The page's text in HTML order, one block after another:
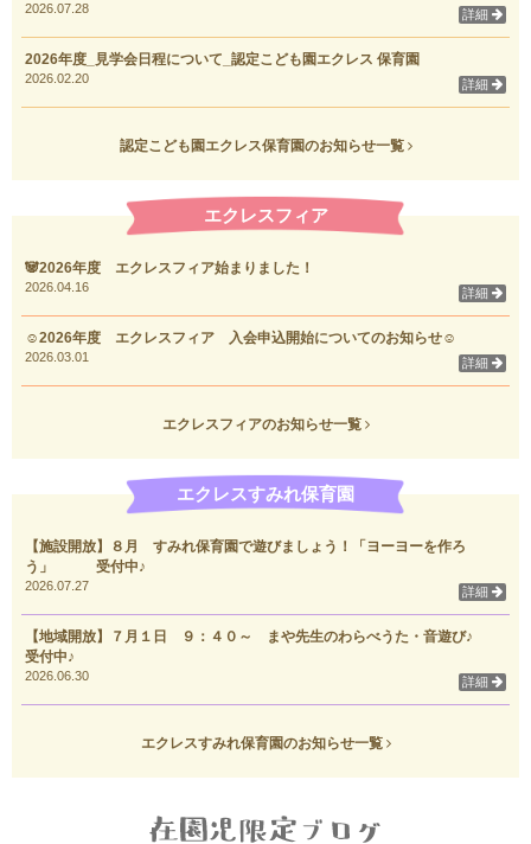
2026.07.28 詳細
2026年度_見学会日程について_認定こども園エクレス 保育園
2026.02.20 詳細
認定こども園エクレス保育園のお知らせ一覧
エクレスフィア
🐼2026年度 エクレスフィア始まりました！
2026.04.16 詳細
☺2026年度 エクレスフィア 入会申込開始についてのお知らせ☺
2026.03.01 詳細
エクレスフィアのお知らせ一覧
エクレスすみれ保育園
【施設開放】８月 すみれ保育園で遊びましょう！「ヨーヨーを作ろ
う」 受付中♪
2026.07.27 詳細
【地域開放】７月１日 ９：４０～ まや先生のわらべうた・音遊び♪
受付中♪
2026.06.30 詳細
エクレスすみれ保育園のお知らせ一覧